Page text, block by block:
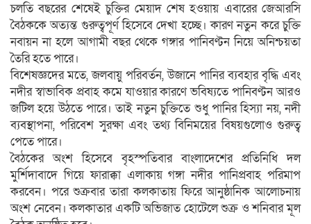
চলতি বছরের শেষেই চুক্তির মেয়াদ শেষ হওয়ায় এবারের জেআরসি
বৈঠককে অত্যন্ত গুরুত্বপূর্ণ হিসেবে দেখা হচ্ছে। কারণ নতুন করে চুক্তি
নবায়ন না হলে আগামী বছর থেকে গঙ্গার পানিবণ্টন নিয়ে অনিশ্চয়তা
তৈরি হতে পারে।
বিশেষজ্ঞদের মতে, জলবায়ু পরিবর্তন, উজানে পানির ব্যবহার বৃদ্ধি এবং
নদীর স্বাভাবিক প্রবাহ কমে যাওয়ার কারণে ভবিষ্যতে পানিবণ্টন আরও
জটিল হয়ে উঠতে পারে। তাই নতুন চুক্তিতে শুধু পানির হিস্যা নয়, নদী
ব্যবস্থাপনা, পরিবেশ সুরক্ষা এবং তথ্য বিনিময়ের বিষয়গুলোও গুরুত্ব
পেতে পারে।
বৈঠকের অংশ হিসেবে বৃহস্পতিবার বাংলাদেশের প্রতিনিধি দল
মুর্শিদাবাদে গিয়ে ফারাক্কা এলাকায় গঙ্গা নদীর পানিপ্রবাহ পরিমাপ
করবেন। পরে শুক্রবার তারা কলকাতায় ফিরে আনুষ্ঠানিক আলোচনায়
অংশ নেবেন। কলকাতার একটি অভিজাত হোটেলে শুক্র ও শনিবার মূল